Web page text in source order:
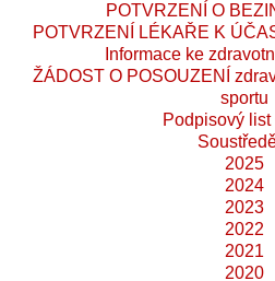
POTVRZENÍ O
POTVRZENÍ LÉKAŘE K
Informace ke
ŽÁDOST O POSOUZENÍ
sportu
Podpisový list
2025
2024
2023
2022
2021
2020